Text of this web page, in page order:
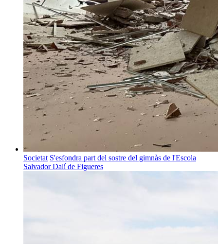
Societat S'esfondra part del sostre del gimnàs de l'Escola
Salvador Dalí de Figueres